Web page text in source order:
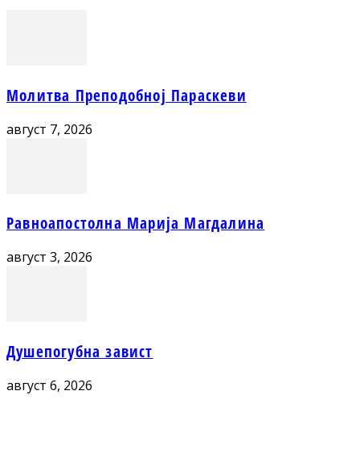
Молитва Преподобној Параскеви
август 7, 2026
Равноапостолна Марија Магдалина
август 3, 2026
Душепогубна завист
август 6, 2026